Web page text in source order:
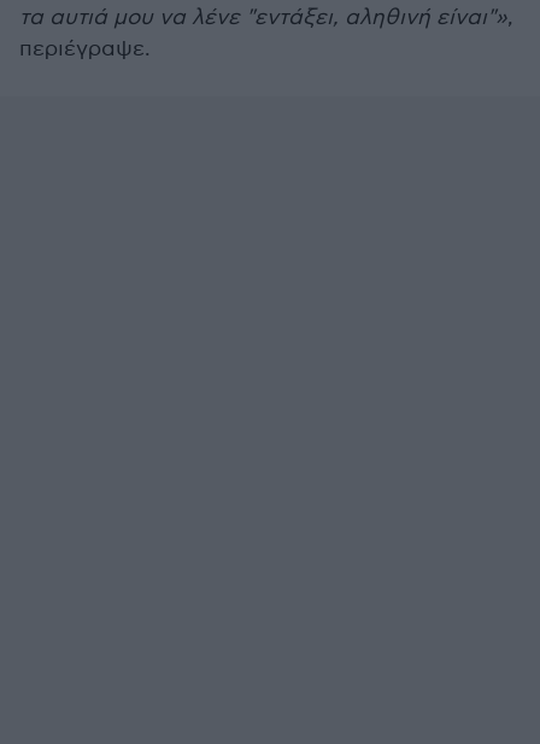
τα αυτιά μου να λένε "εντάξει, αληθινή είναι"»,
περιέγραψε.